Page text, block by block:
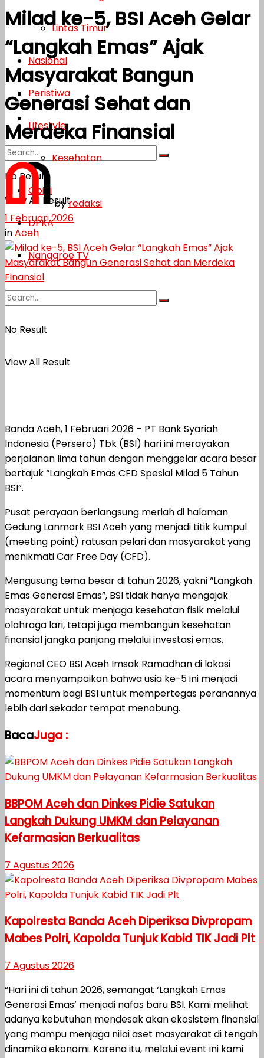
Lifestyle
Kesehatan
Opini
DPKA
Nanggroe TV
No Result
View All Result
Lintas Timur
Nasional
Peristiwa
Lifestyle
Kesehatan
Opini
DPKA
Nanggroe TV
No Result
View All Result
Milad ke-5, BSI Aceh Gelar
“Langkah Emas” Ajak
Masyarakat Bangun
Generasi Sehat dan
Merdeka Finansial
byredaksi
1 Februari 2026
inAceh
Banda Aceh, 1 Februari 2026 – PT Bank Syariah
Indonesia (Persero) Tbk (BSI) hari ini merayakan
perjalanan lima tahun dengan menggelar acara besar
bertajuk “Langkah Emas CFD Spesial Milad 5 Tahun
BSI”.
Pusat perayaan berlangsung meriah di halaman
Gedung Lanmark BSI Aceh yang menjadi titik kumpul
(meeting point) ratusan pelari dan masyarakat yang
menikmati Car Free Day (CFD).
Mengusung tema besar di tahun 2026, yakni “Langkah
Emas Generasi Emas”, BSI tidak hanya mengajak
masyarakat untuk menjaga kesehatan fisik melalui
olahraga lari, tetapi juga membangun kesehatan
finansial jangka panjang melalui investasi emas.
Regional CEO BSI Aceh Imsak Ramadhan di lokasi
acara menyampaikan bahwa usia ke-5 ini menjadi
momentum bagi BSI untuk mempertegas peranannya
lebih dari sekadar tempat menabung.
BacaJuga :
BBPOM Aceh dan Dinkes Pidie Satukan
Langkah Dukung UMKM dan Pelayanan
Kefarmasian Berkualitas
7 Agustus 2026
Kapolresta Banda Aceh Diperiksa Divpropam
Mabes Polri, Kapolda Tunjuk Kabid TIK Jadi Plt
7 Agustus 2026
“Hari ini di tahun 2026, semangat ‘Langkah Emas
Generasi Emas’ menjadi nafas baru BSI. Kami melihat
adanya kebutuhan mendesak akan ekosistem finansial
yang mampu menjaga nilai aset masyarakat di tengah
dinamika ekonomi. Karena itu, melalui event ini kami